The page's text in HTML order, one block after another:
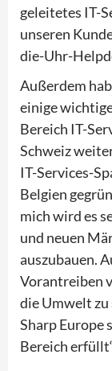
geleitetes IT-
unseren
die-Uhr-
Außerdem
einige
Bereich IT-
Schweiz
IT-Services-
Belgien
mich wird es
und neuen
auszubauen.
Vorantreiben
die Umwelt zu
Sharp Europe
Bereich